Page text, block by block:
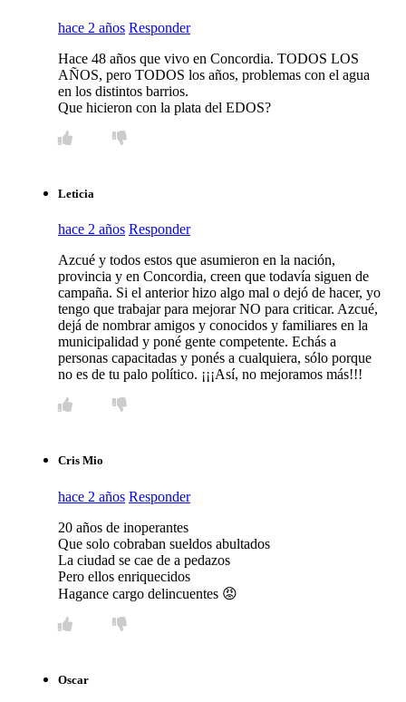
hace 2 años Responder
Hace 48 años que vivo en Concordia. TODOS LOS
AÑOS, pero TODOS los años, problemas con el agua
en los distintos barrios.
Que hicieron con la plata del EDOS?
Leticia
hace 2 años Responder
Azcué y todos estos que asumieron en la nación,
provincia y en Concordia, creen que todavía siguen de
campaña. Si el anterior hizo algo mal o dejó de hacer, yo
tengo que trabajar para mejorar NO para criticar. Azcué,
dejá de nombrar amigos y conocidos y familiares en la
municipalidad y poné gente competente. Echás a
personas capacitadas y ponés a cualquiera, sólo porque
no es de tu palo político. ¡¡¡Así, no mejoramos más!!!
Cris Mio
hace 2 años Responder
20 años de inoperantes
Que solo cobraban sueldos abultados
La ciudad se cae de a pedazos
Pero ellos enriquecidos
Hagance cargo delincuentes 😡
Oscar